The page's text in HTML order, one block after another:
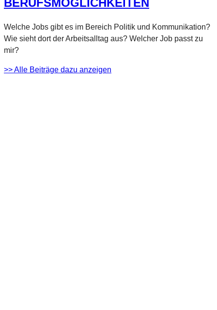
BERUFSMÖGLICHKEITEN
Welche Jobs gibt es im Bereich Politik und Kommunikation?
Wie sieht dort der Arbeitsalltag aus? Welcher Job passt zu
mir?
>> Alle Beiträge dazu anzeigen